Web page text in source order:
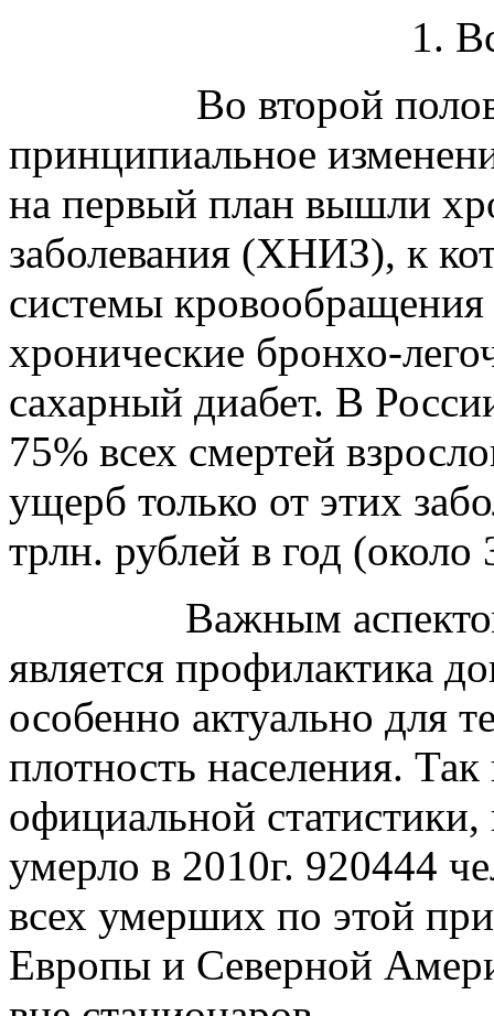
1.
Во второй
принципиальное
на первый план вышли
заболевания (ХНИЗ), к
системы
хронические бронхо-
сахарный диабет. В
75% всех смертей
ущерб только от этих
трлн. рублей в год
Важным
является профилактика
особенно актуально для
плотность населения.
официальной
умерло в 2010г. 920444
всех умерших по этой
Европы и Северной